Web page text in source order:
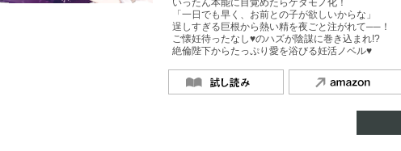
いったん本能に目覚めたらケダモノ化！
「一日でも早く、お前との子が欲しいからな」
逞しすぎる巨根から熱い精を夜ごと注がれて──！
ご懐妊待ったなし♥のハズが陰謀に巻き込まれ!?
絶倫陛下からたっぷり愛を浴びる妊活ノベル♥